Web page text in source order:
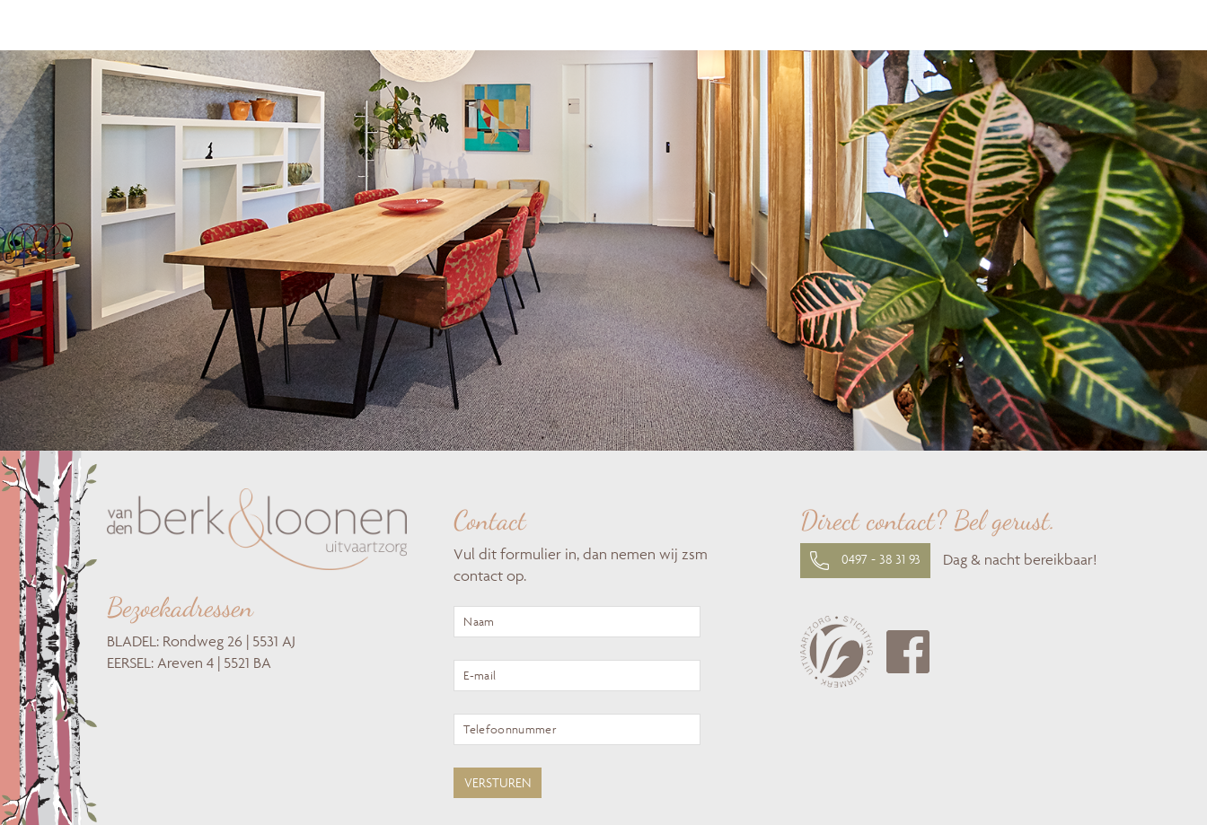
Bezoekadressen
BLADEL: Rondweg 26 | 5531 AJ
EERSEL: Areven 4 | 5521 BA
Contact
Vul dit formulier in, dan nemen wij zsm
contact op.
Direct contact? Bel gerust.
0497 - 38 31 93 Dag & nacht bereikbaar!